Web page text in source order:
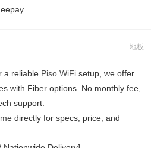
地板
a reliable Piso WiFi setup, we offer
with Fiber options. No monthly fee,
support.
directly for specs, price, and